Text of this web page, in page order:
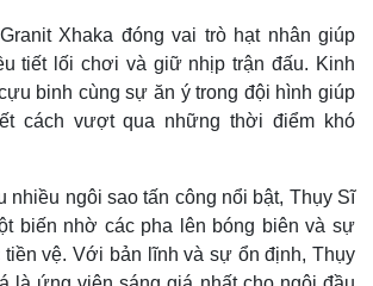
Xhaka đóng vai trò hạt nhân giúp
tiết lối chơi và giữ nhịp trận đấu. Kinh
binh cùng sự ăn ý trong đội hình giúp
cách vượt qua những thời điểm khó
nhiều ngôi sao tấn công nổi bật, Thụy Sĩ
biến nhờ các pha lên bóng biên và sự
vệ. Với bản lĩnh và sự ổn định, Thụy